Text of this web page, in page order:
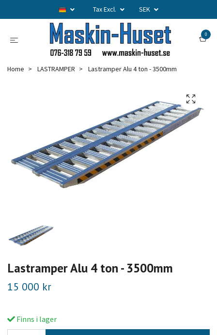
Tax Excl. SEK
0
Home LASTRAMPER Lastramper Alu 4 ton - 3500mm
Lastramper Alu 4 ton - 3500mm
15 000 kr
Finns i lager